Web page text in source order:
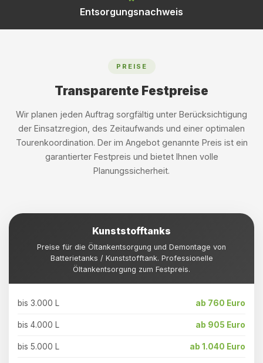
Entsorgungsnachweis
PREISE
Transparente Festpreise
Wir planen jeden Auftrag sorgfältig unter Berücksichtigung
der Einsatzregion, des Zeitaufwands und einer optimalen
Tourenkoordination. Der im Angebot genannte Preis ist ein
garantierter Festpreis und bietet Ihnen volle
Planungssicherheit.
Kunststofftanks
Preise für die Öltankentsorgung und Demontage von
Batterietanks / Kunststofftank. Professionelle
Öltankentsorgung zum Festpreis.
bis 3.000 L ab 760 Euro
bis 4.000 L ab 905 Euro
bis 5.000 L ab 1.040 Euro